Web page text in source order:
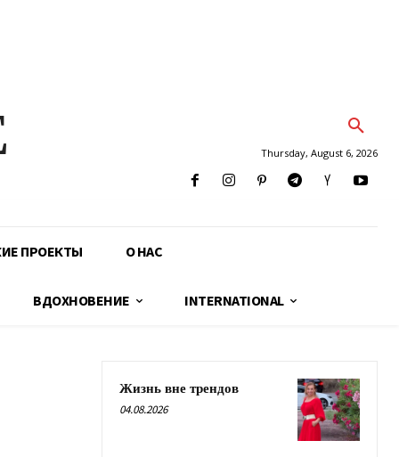
Thursday, August 6, 2026
ПРОЕКТЫ О НАС
ВДОХНОВЕНИЕ INTERNATIONAL
Жизнь вне трендов
04.08.2026